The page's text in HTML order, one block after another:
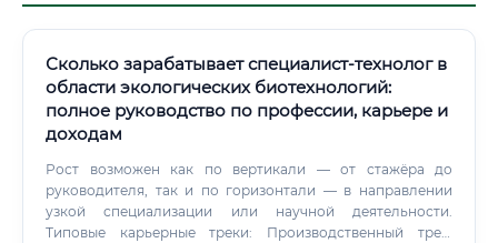
Сколько зарабатывает специалист-технолог в
области экологических биотехнологий:
полное руководство по профессии, карьере и
доходам
Рост возможен как по вертикали — от стажёра до
руководителя, так и по горизонтали — в направлении
узкой специализации или научной деятельности.
Типовые карьерные треки: Производственный трек: